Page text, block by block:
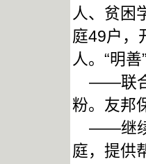
人、贫困
庭49户，
人。“明
——联合
粉。友邦
——继续
庭，提供